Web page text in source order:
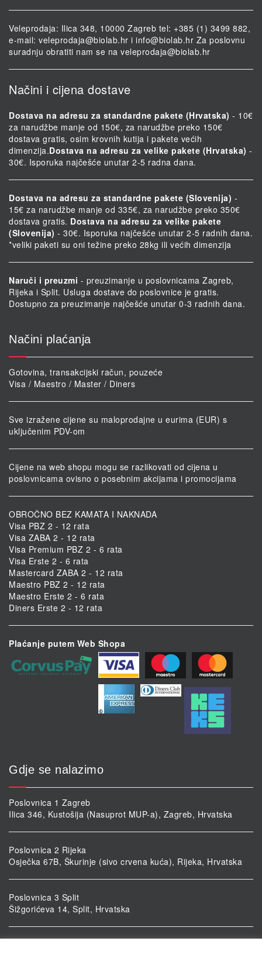
Veleprodaja: Ilica 348, 10000 Zagreb tel: +385 (1) 3499 882,
e-mail: veleprodaja@biolab.hr i info@biolab.hr Za poslovnu
suradnju obratiti nam se na veleprodaja@biolab.hr
Načini i cijena dostave
Dostava na adresu za standardne pakete (Hrvatska) - 10€
za narudžbe manje od 150€, za narudžbe preko 150€
dostava gratis, osim krovnih kutija i pakete većih
dimenzija.Dostava na adresu za velike pakete (Hrvatska) -
30€. Isporuka najčešće unutar 2-5 radna dana.
Dostava na adresu za standardne pakete (Slovenija) -
15€ za narudžbe manje od 335€, za narudžbe preko 350€
dostava gratis. Dostava na adresu za velike pakete
(Slovenija) - 30€. Isporuka najčešće unutar 2-5 radnih dana.
*veliki paketi su oni težine preko 28kg ili većih dimenzija
Naruči i preuzmi - preuzimanje u poslovnicama Zagreb,
Rijeka i Split. Usluga dostave do poslovnice je gratis.
Dostupno za preuzimanje najčešće unutar 0-3 radnih dana.
Načini plaćanja
Gotovina, transakcijski račun, pouzeće
Visa / Maestro / Master / Diners
Sve izražene cijene su maloprodajne u eurima (EUR) s
uključenim PDV-om
Cijene na web shopu mogu se razlikovati od cijena u
poslovnicama ovisno o posebnim akcijama i promocijama
OBROČNO BEZ KAMATA I NAKNADA
Visa PBZ 2 - 12 rata
Visa ZABA 2 - 12 rata
Visa Premium PBZ 2 - 6 rata
Visa Erste 2 - 6 rata
Mastercard ZABA 2 - 12 rata
Maestro PBZ 2 - 12 rata
Maestro Erste 2 - 6 rata
Diners Erste 2 - 12 rata
Plaćanje putem Web Shopa
Gdje se nalazimo
Poslovnica 1 Zagreb
Ilica 346, Kustošija (Nasuprot MUP-a), Zagreb, Hrvatska
Poslovnica 2 Rijeka
Osječka 67B, Škurinje (sivo crvena kuća), Rijeka, Hrvatska
Poslovnica 3 Split
Šižgorićeva 14, Split, Hrvatska